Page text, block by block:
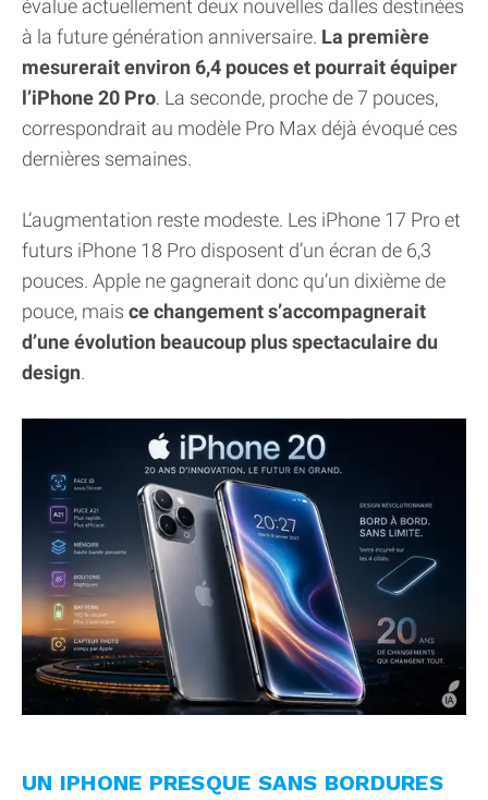
évalue actuellement deux nouvelles dalles destinées
à la future génération anniversaire. La première
mesurerait environ 6,4 pouces et pourrait équiper
l’iPhone 20 Pro. La seconde, proche de 7 pouces,
correspondrait au modèle Pro Max déjà évoqué ces
dernières semaines.
L’augmentation reste modeste. Les iPhone 17 Pro et
futurs iPhone 18 Pro disposent d’un écran de 6,3
pouces. Apple ne gagnerait donc qu’un dixième de
pouce, mais ce changement s’accompagnerait
d’une évolution beaucoup plus spectaculaire du
design.
UN IPHONE PRESQUE SANS BORDURES